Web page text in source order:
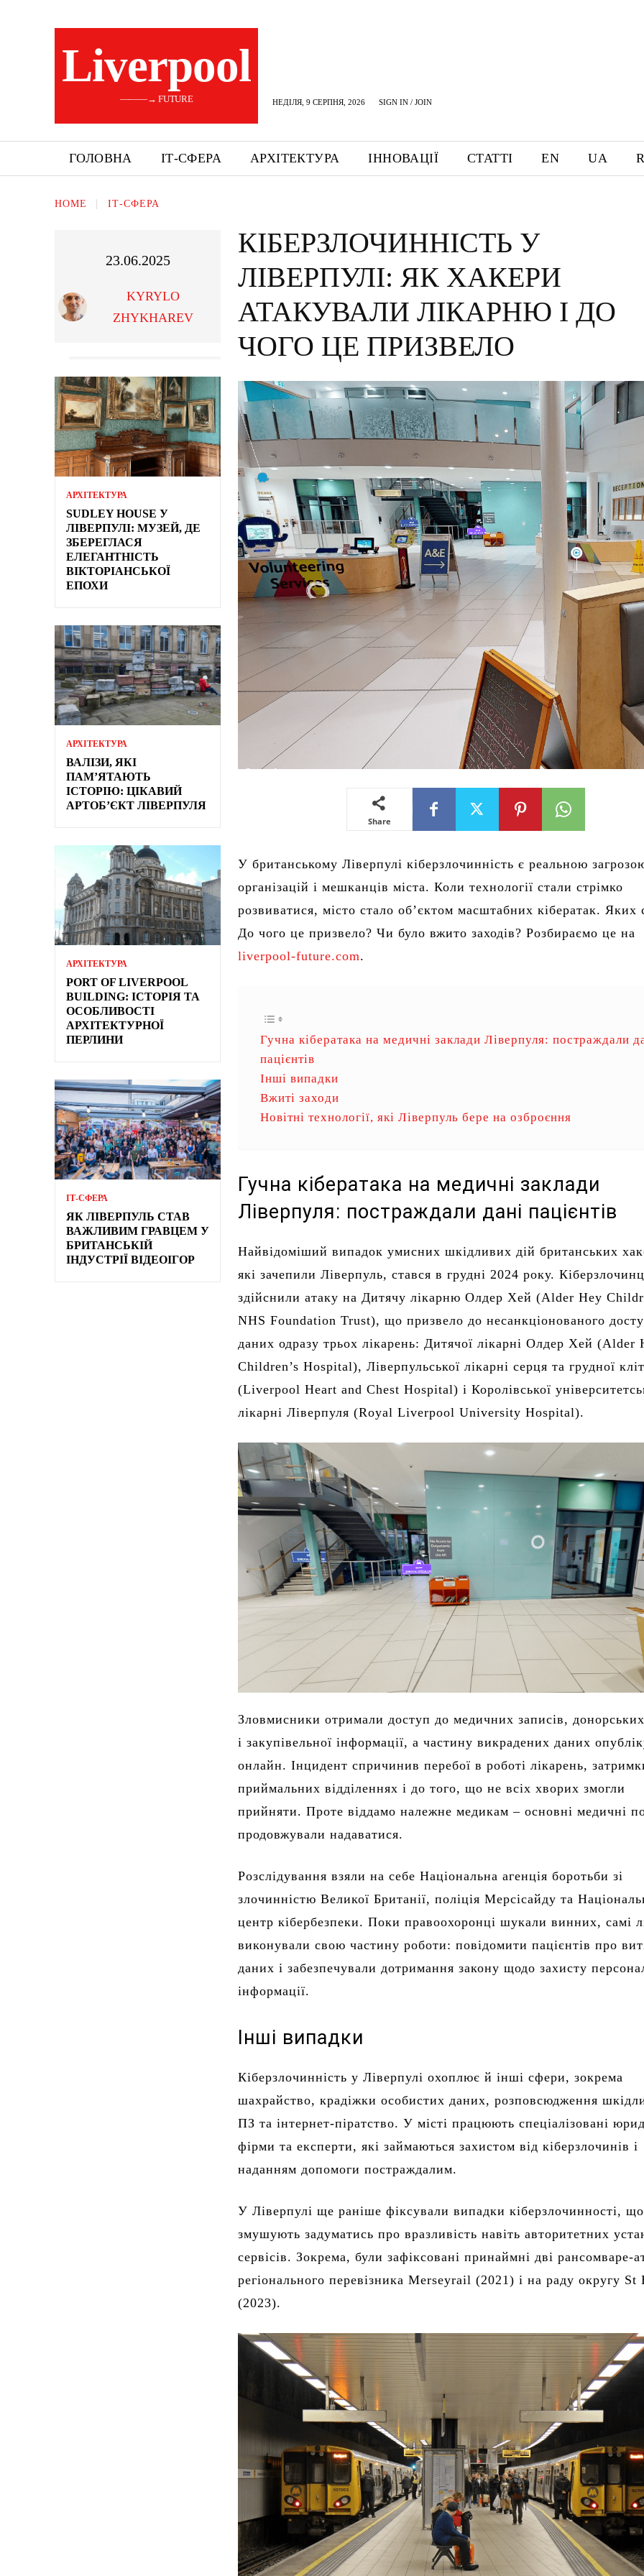
Liverpool
———→ FUTURE НЕДІЛЯ, 9 СЕРПНЯ, 2026 SIGN IN / JOIN
ГОЛОВНА ІТ-СФЕРА АРХІТЕКТУРА ІННОВАЦІЇ СТАТТІ EN UA
HOME ІТ-СФЕРА
23.06.2025
KYRYLO
ZHYKHAREV
АРХІТЕКТУРА
SUDLEY HOUSE У
ЛІВЕРПУЛІ: МУЗЕЙ, ДЕ
ЗБЕРЕГЛАСЯ
ЕЛЕГАНТНІСТЬ
ВІКТОРІАНСЬКОЇ
ЕПОХИ
АРХІТЕКТУРА
ВАЛІЗИ, ЯКІ
ПАМ’ЯТАЮТЬ
ІСТОРІЮ: ЦІКАВИЙ
АРТОБ’ЄКТ ЛІВЕРПУЛЯ
АРХІТЕКТУРА
PORT OF LIVERPOOL
BUILDING: ІСТОРІЯ ТА
ОСОБЛИВОСТІ
АРХІТЕКТУРНОЇ
ПЕРЛИНИ
ІТ-СФЕРА
ЯК ЛІВЕРПУЛЬ СТАВ
ВАЖЛИВИМ ГРАВЦЕМ У
БРИТАНСЬКІЙ
ІНДУСТРІЇ ВІДЕОІГОР
КІБЕРЗЛОЧИННІСТЬ У
ЛІВЕРПУЛІ: ЯК ХАКЕРИ
АТАКУВАЛИ ЛІКАРНЮ І ДО
ЧОГО ЦЕ ПРИЗВЕЛО
Share
У британському Ліверпулі кіберзлочинність є реальною
організацій і мешканців міста. Коли технології стали стрімко
розвиватися, місто стало об’єктом масштабних кібератак. Яких
До чого це призвело? Чи було вжито заходів? Розбираємо це на
liverpool-future.com.
Гучна кібератака на медичні заклади Ліверпуля: постраждали
пацієнтів
Інші випадки
Вжиті заходи
Новітні технології, які Ліверпуль бере на озброєння
Гучна кібератака на медичні заклади
Ліверпуля: постраждали дані пацієнтів
Найвідоміший випадок умисних шкідливих дій британських
які зачепили Ліверпуль, стався в грудні 2024 року.
здійснили атаку на Дитячу лікарню Олдер Хей (Alder Hey
NHS Foundation Trust), що призвело до несанкціонованого
даних одразу трьох лікарень: Дитячої лікарні Олдер Хей (Alder
Children’s Hospital), Ліверпульської лікарні серця та грудної
(Liverpool Heart and Chest Hospital) і Королівської
лікарні Ліверпуля (Royal Liverpool University Hospital).
Зловмисники отримали доступ до медичних записів, донорських
і закупівельної інформації, а частину викрадених даних
онлайн. Інцидент спричинив перебої в роботі лікарень,
приймальних відділеннях і до того, що не всіх хворих змогли
прийняти. Проте віддамо належне медикам – основні медичні
продовжували надаватися.
Розслідування взяли на себе Національна агенція боротьби зі
злочинністю Великої Британії, поліція Мерсісайду та
центр кібербезпеки. Поки правоохоронці шукали винних, самі
виконували свою частину роботи: повідомити пацієнтів про
даних і забезпечували дотримання закону щодо захисту
інформації.
Інші випадки
Кіберзлочинність у Ліверпулі охоплює й інші сфери, зокрема
шахрайство, крадіжки особистих даних, розповсюдження
ПЗ та інтернет-піратство. У місті працюють спеціалізовані
фірми та експерти, які займаються захистом від кіберзлочинів і
наданням допомоги постраждалим.
У Ліверпулі ще раніше фіксували випадки кіберзлочинності, що
змушують задуматись про вразливість навіть авторитетних
сервісів. Зокрема, були зафіксовані принаймні дві рансомваре-
регіонального перевізника Merseyrail (2021) і на раду округу St
(2023).